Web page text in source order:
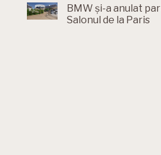
BMW și-a anulat
Salonul de la Paris